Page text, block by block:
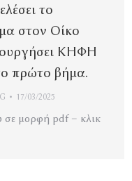
το
στον Οίκο
ΚΗΦΗ
πρώτο βήμα.
17/03/2025
σε μορφή pdf – κλικ